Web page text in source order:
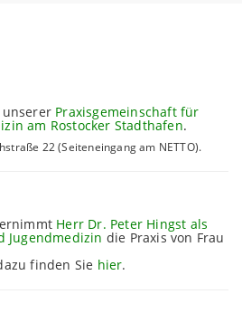
Praxisgemeinschaft für
am Rostocker Stadthafen.
22 (Seiteneingang am NETTO).
Herr Dr. Peter Hingst als
Jugendmedizin die Praxis von Frau
finden Sie hier.